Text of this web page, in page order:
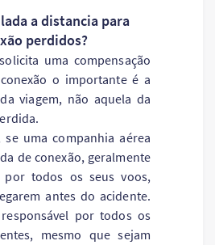
a distancia para
perdidos?
uma compensação
o importante é a
viagem, não aquela da
se uma companhia aérea
de conexão, geralmente
por todos os seus voos,
antes do acidente.
​​por todos os
mesmo que sejam